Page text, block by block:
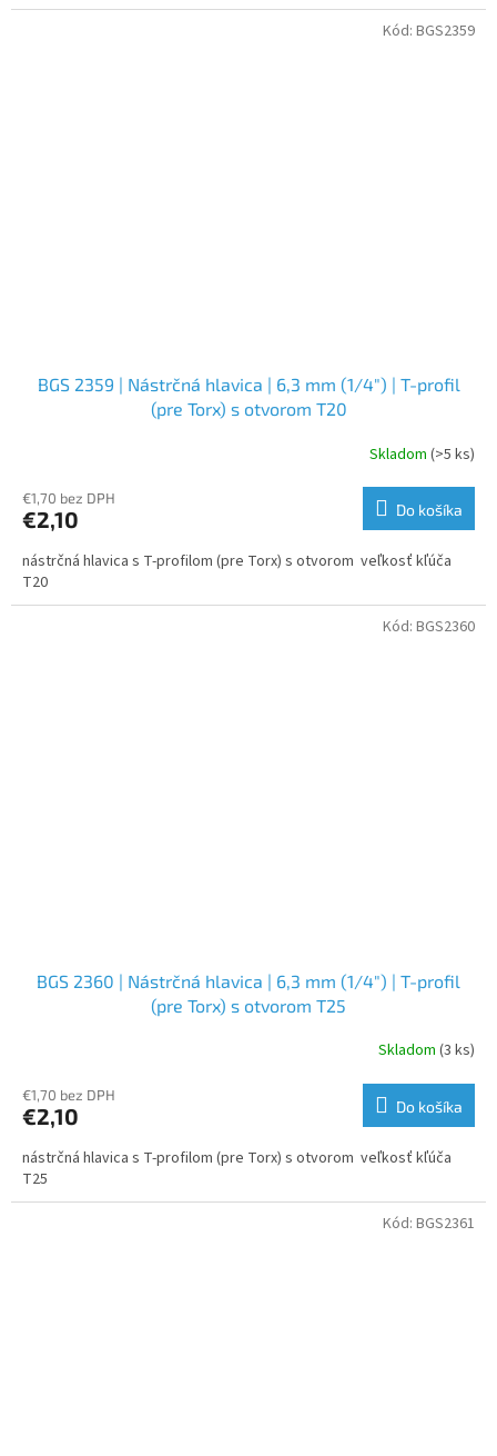
BGS 2359 | Nástrčná hlavica | 6,3 mm (1/4") | T-profil
(pre Torx) s otvorom T20
Skladom (>5 ks)
€1,70 bez DPH
€2,10 Do košíka
nástrčná hlavica s T-profilom (pre Torx) s otvorom veľkosť kľúča
T20
Kód: BGS2359
BGS 2360 | Nástrčná hlavica | 6,3 mm (1/4") | T-profil
(pre Torx) s otvorom T25
Skladom (3 ks)
€1,70 bez DPH
€2,10 Do košíka
nástrčná hlavica s T-profilom (pre Torx) s otvorom veľkosť kľúča
T25
Kód: BGS2360
Kód: BGS2361